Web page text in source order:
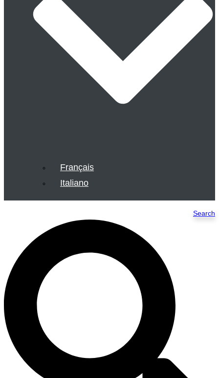
Français
Italiano
Search